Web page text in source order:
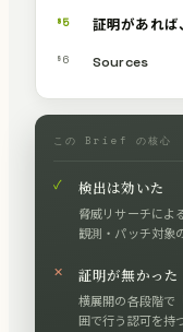
§5 証明があれば
§6 Sources
この Brief の核心
✓ 検出は効いた
脅威リサーチによ
観測・パッチ対象
✕ 証明が無かった
横展開の各段階で
囲で行う認可を持